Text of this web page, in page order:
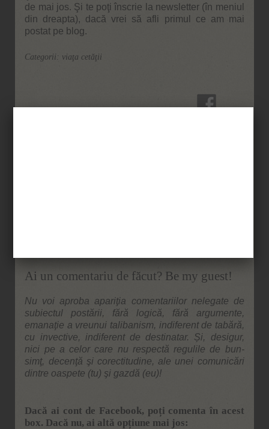
de mai jos. Şi te poţi înscrie la newsletter (în meniul
din dreapta), dacă vrei să afli primul ce am mai
postat pe blog.
Categorii: viaţa cetăţii
Ai un comentariu de făcut? Be my guest!
Nu voi aproba apariţia comentariilor nelegate de
subiectul postării, fără logică, fără argumente,
emanaţie a vreunui talibanism, indiferent de tabără,
cu invective, indiferent de destinatar. Și, desigur,
nici pe a celor care nu respectă regulile de bun-
simţ, decenţă şi corectitudine, ale unei comunicări
dintre oaspete (tu) şi gazdă (eu)!
Dacă ai cont de Facebook, poți comenta în acest
box. Dacă nu, ai altă opțiune mai jos: